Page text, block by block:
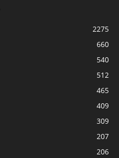
2275
660
540
512
465
409
309
207
206